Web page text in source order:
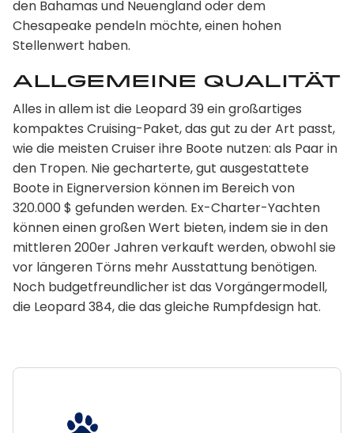
den Bahamas und Neuengland oder dem
Chesapeake pendeln möchte, einen hohen
Stellenwert haben.
Allgemeine Qualität
Alles in allem ist die Leopard 39 ein großartiges
kompaktes Cruising-Paket, das gut zu der Art passt,
wie die meisten Cruiser ihre Boote nutzen: als Paar in
den Tropen. Nie gecharterte, gut ausgestattete
Boote in Eignerversion können im Bereich von
320.000 $ gefunden werden. Ex-Charter-Yachten
können einen großen Wert bieten, indem sie in den
mittleren 200er Jahren verkauft werden, obwohl sie
vor längeren Törns mehr Ausstattung benötigen.
Noch budgetfreundlicher ist das Vorgängermodell,
die Leopard 384, die das gleiche Rumpfdesign hat.